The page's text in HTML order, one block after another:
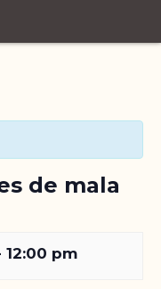
de mala
12:00 pm